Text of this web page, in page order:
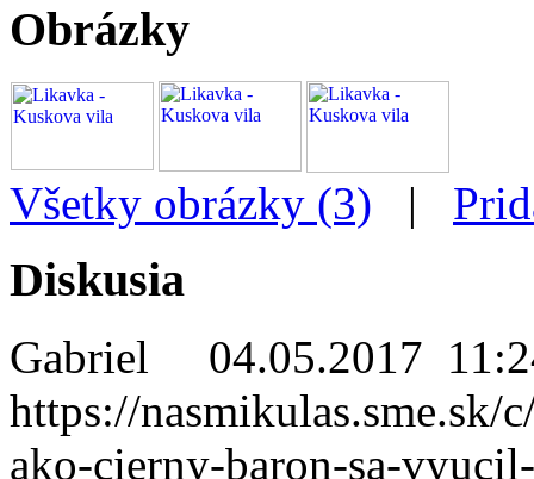
Obrázky
Všetky obrázky (3) |
Diskusia
Gabriel 04.05.2017
https://nasmikulas.sme.sk/
ako-cierny-baron-sa-